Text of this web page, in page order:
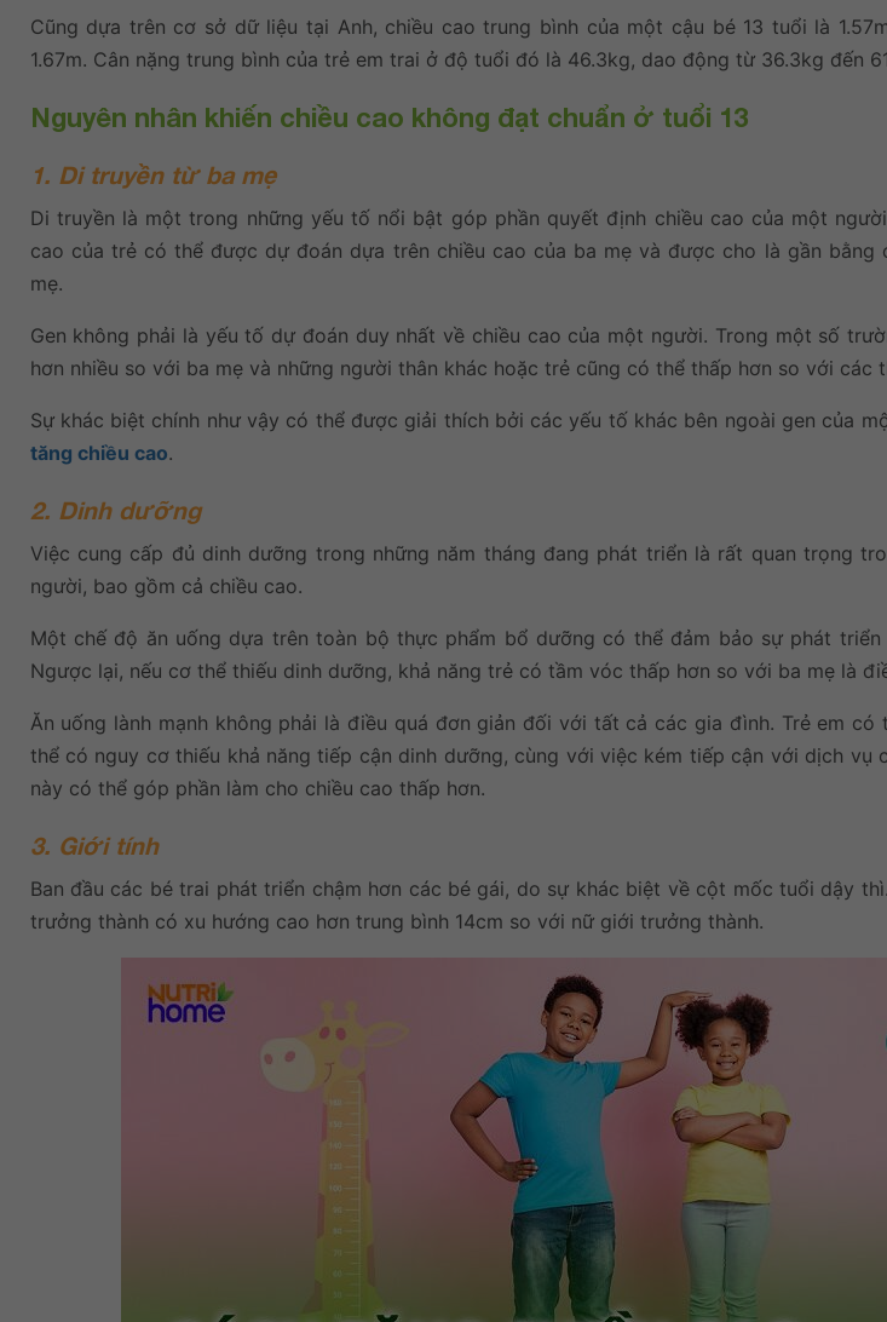
Cũng dựa trên cơ sở dữ liệu tại Anh, chiều cao trung bình của một cậu bé 13 tuổi là
1.67m. Cân nặng trung bình của trẻ em trai ở độ tuổi đó là 46.3kg, dao động từ 36.3kg đến
Nguyên nhân khiến chiều cao không đạt chuẩn ở tuổi 13
1. Di truyền từ ba mẹ
Di truyền là một trong những yếu tố nổi bật góp phần quyết định chiều cao của một
cao của trẻ có thể được dự đoán dựa trên chiều cao của ba mẹ và được cho là gần bằng
mẹ.
Gen không phải là yếu tố dự đoán duy nhất về chiều cao của một người. Trong một số
hơn nhiều so với ba mẹ và những người thân khác hoặc trẻ cũng có thể thấp hơn so với các
Sự khác biệt chính như vậy có thể được giải thích bởi các yếu tố khác bên ngoài gen của
tăng chiều cao.
2. Dinh dưỡng
Việc cung cấp đủ dinh dưỡng trong những năm tháng đang phát triển là rất quan trọng
người, bao gồm cả chiều cao.
Một chế độ ăn uống dựa trên toàn bộ thực phẩm bổ dưỡng có thể đảm bảo sự phát
Ngược lại, nếu cơ thể thiếu dinh dưỡng, khả năng trẻ có tầm vóc thấp hơn so với ba mẹ là
Ăn uống lành mạnh không phải là điều quá đơn giản đối với tất cả các gia đình. Trẻ em
thể có nguy cơ thiếu khả năng tiếp cận dinh dưỡng, cùng với việc kém tiếp cận với dịch vụ
này có thể góp phần làm cho chiều cao thấp hơn.
3. Giới tính
Ban đầu các bé trai phát triển chậm hơn các bé gái, do sự khác biệt về cột mốc tuổi dậy
trưởng thành có xu hướng cao hơn trung bình 14cm so với nữ giới trưởng thành.